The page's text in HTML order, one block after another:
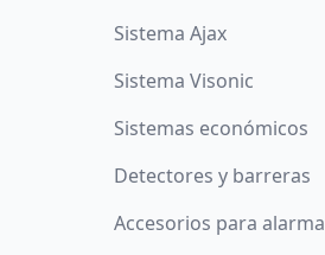
Sistema Ajax
Sistema Visonic
Sistemas económicos
Detectores y barreras
Accesorios para alarma